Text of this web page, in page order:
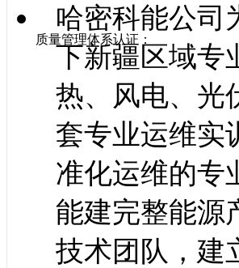
质量管理体系认证：
哈密科能公司
下新疆区域专
热、风电、光
套专业运维实
准化运维的专
能建完整能源
技术团队，建